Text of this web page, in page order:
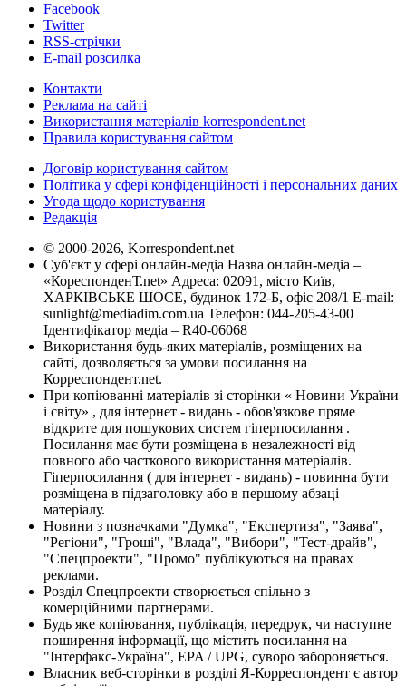
Facebook
Twitter
RSS-стрічки
E-mail розсилка
Контакти
Реклама на сайті
Використання матеріалів korrespondent.net
Правила користування сайтом
Договір користування сайтом
Політика у сфері конфіденційності і персональних даних
Угода щодо користування
Редакція
© 2000-2026, Korrespondent.net
Суб'єкт у сфері онлайн-медіа Назва онлайн-медіа –
«КореспонденТ.net» Адреса: 02091, місто Київ,
ХАРКІВСЬКЕ ШОСЕ, будинок 172-Б, офіс 208/1 E-mail:
sunlight@mediadim.com.ua Телефон: 044-205-43-00
Ідентифікатор медіа – R40-06068
Використання будь-яких матеріалів, розміщених на
сайті, дозволяється за умови посилання на
Корреспондент.net.
При копіюванні матеріалів зі сторінки « Новини України
і світу» , для інтернет - видань - обов'язкове пряме
відкрите для пошукових систем гіперпосилання .
Посилання має бути розміщена в незалежності від
повного або часткового використання матеріалів.
Гіперпосилання ( для інтернет - видань) - повинна бути
розміщена в підзаголовку або в першому абзаці
матеріалу.
Новини з позначками "Думка", "Експертиза", "Заява",
"Регіони", "Гроші", "Влада", "Вибори", "Тест-драйв",
"Спецпроекти", "Промо" публікуються на правах
реклами.
Розділ Спецпроекти створюється спільно з
комерційними партнерами.
Будь яке копіювання, публікація, передрук, чи наступне
поширення інформації, що містить посилання на
"Інтерфакс-Україна", EPA / UPG, суворо забороняється.
Власник веб-сторінки в розділі Я-Корреспондент є автор